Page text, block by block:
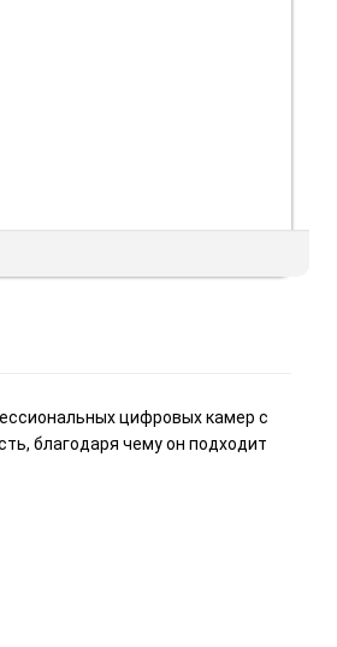
цифровых камер с
благодаря чему он подходит